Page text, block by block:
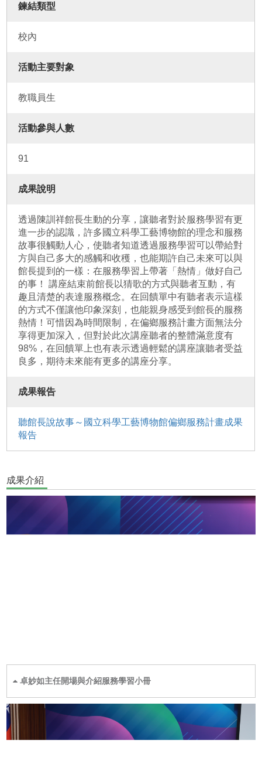
鍊結類型
校內
活動主要對象
教職員生
活動參與人數
91
成果說明
透過陳訓祥館長生動的分享，讓聽者對於服務學習有更
進一步的認識，許多國立科學工藝博物館的理念和服務
故事很觸動人心，使聽者知道透過服務學習可以帶給對
方與自己多大的感觸和收穫，也能期許自己未來可以與
館長提到的一樣：在服務學習上帶著「熱情」做好自己
的事！ 講座結束前館長以猜歌的方式與聽者互動，有
趣且清楚的表達服務概念。在回饋單中有聽者表示這樣
的方式不僅讓他印象深刻，也能親身感受到館長的服務
熱情！可惜因為時間限制，在偏鄉服務計畫方面無法分
享得更加深入，但對於此次講座聽者的整體滿意度有
98%，在回饋單上也有表示透過輕鬆的講座讓聽者受益
良多，期待未來能有更多的講座分享。
成果報告
聽館長說故事～國立科學工藝博物館偏鄉服務計畫成果
報告
成果介紹
卓妙如主任開場與介紹服務學習小冊